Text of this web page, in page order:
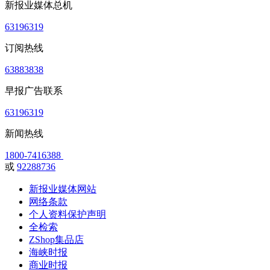
新报业媒体总机
63196319
订阅热线
63883838
早报广告联系
63196319
新闻热线
1800-7416388
或 92288736
新报业媒体网站
网络条款
个人资料保护声明
全检索
ZShop集品店
海峡时报
商业时报